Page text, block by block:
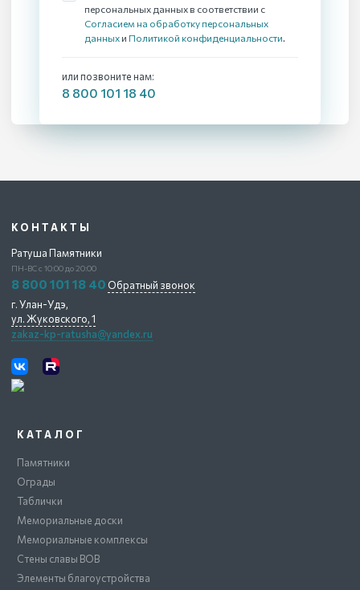
персональных данных в соответствии с
Согласием на обработку персональных
данных и Политикой конфиденциальности
или позвоните нам:
8 800 101 18 40
КАТАЛОГ
Памятники
Ограды
Таблички
Мемориальные доски
Мемориальные комплексы
Стены славы ВОВ
Элементы благоустройства
КОНТАКТЫ
Ратуша Памятники
ПН-ВС с 10:00 до 20:00
8 800 101 18 40 Обратный звонок
г. Улан-Удэ,
ул. Жуковского, 1
zakaz-kp-ratusha@yandex.ru